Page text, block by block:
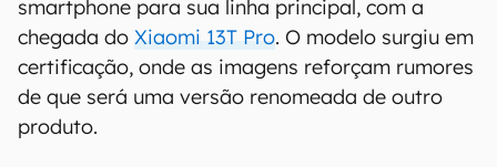
smartphone para sua linha principal, com a
chegada do Xiaomi 13T Pro. O modelo surgiu em
certificação, onde as imagens reforçam rumores
de que será uma versão renomeada de outro
produto.